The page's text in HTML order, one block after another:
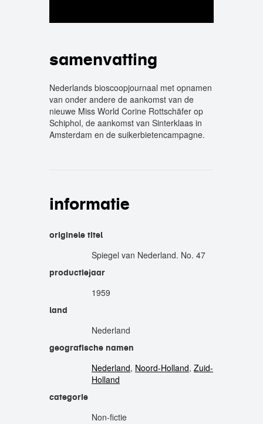
samenvatting
Nederlands bioscoopjournaal met opnamen
van onder andere de aankomst van de
nieuwe Miss World Corine Rottschäfer op
Schiphol, de aankomst van Sinterklaas in
Amsterdam en de suikerbietencampagne.
informatie
originele titel
Spiegel van Nederland. No. 47
productiejaar
1959
land
Nederland
geografische namen
Nederland, Noord-Holland, Zuid-
Holland
categorie
Non-fictie